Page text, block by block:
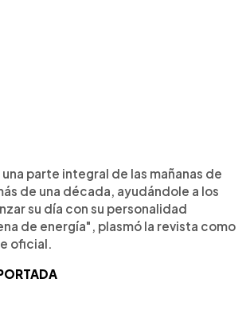
parte integral de las mañanas de
de una década, ayudándole a los
su día con su personalidad
de energía", plasmó la revista como
oficial.